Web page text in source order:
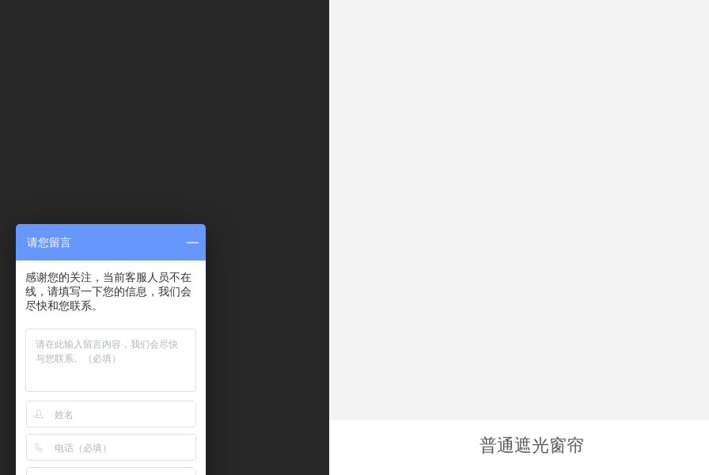
普通遮光窗帘
请您留言
感谢您的关注，当前客服人员不在
线，请填写一下您的信息，我们会
尽快和您联系。